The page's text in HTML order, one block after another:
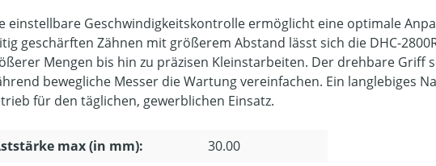
einstellbare Geschwindigkeitskontrolle ermöglicht eine optimale
geschärften Zähnen mit größerem Abstand lässt sich die DHC-
Mengen bis hin zu präzisen Kleinstarbeiten. Der drehbare Griff
bewegliche Messer die Wartung vereinfachen. Ein langlebiges
für den täglichen, gewerblichen Einsatz.
max (in mm):
30.00